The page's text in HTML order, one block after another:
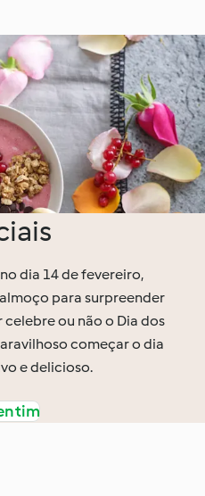
dia 14 de fevereiro,
para surpreender
ou não o Dia dos
começar o dia
e delicioso.